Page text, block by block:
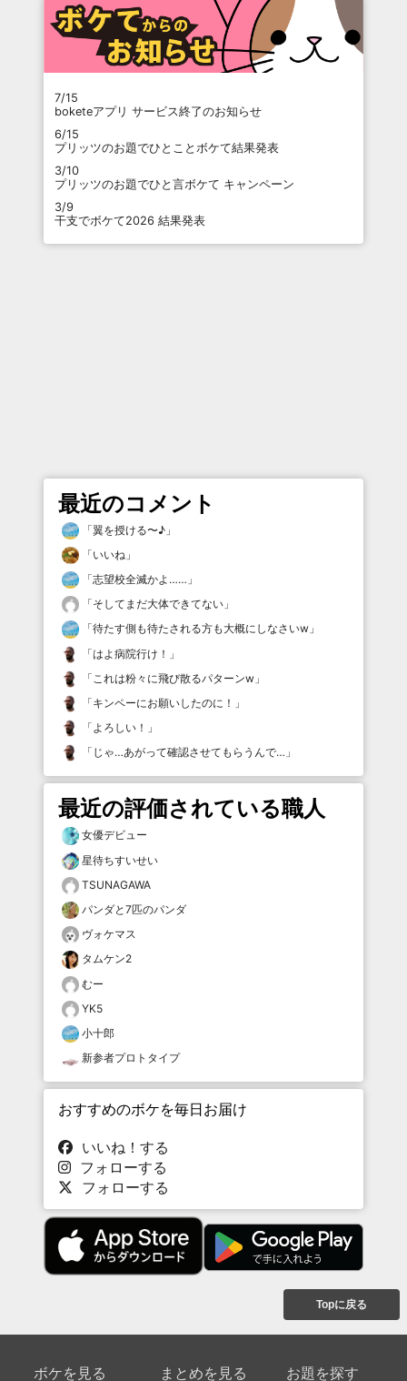
7/15
boketeアプリ サービス終了のお知らせ
6/15
プリッツのお題でひとことボケて結果発表
3/10
プリッツのお題でひと言ボケて キャンペーン
3/9
干支でボケて2026 結果発表
最近のコメント
「翼を授ける〜♪ 」
「いいね 」
「志望校全滅かよ…… 」
「そしてまだ大体できてない 」
「待たす側も待たされる方も大概にしなさいw 」
「はよ病院行け！ 」
「 これは粉々に飛び散るパターンw 」
「キンペーにお願いしたのに！ 」
「よろしい！ 」
「 じゃ…あがって確認させてもらうんで… 」
最近の評価されている職人
女優デビュー
星待ちすいせい
TSUNAGAWA
パンダと7匹のパンダ
ヴォケマス
タムケン2
むー
YK5
小十郎
新参者プロトタイプ
おすすめのボケを毎日お届け
いいね！する
フォローする
フォローする
Topに戻る
ボケを見る まとめを見る お題を探す